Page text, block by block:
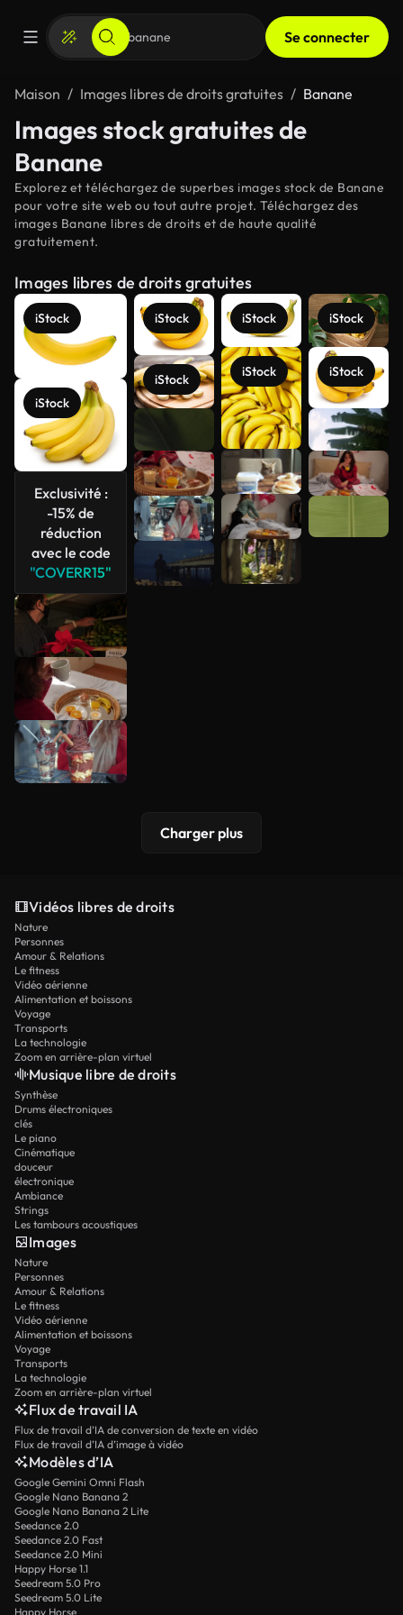
Se connecter
Maison Images libres de droits gratuites Banane
Images stock gratuites de
Banane
Explorez et téléchargez de superbes images stock de Banane
pour votre site web ou tout autre projet. Téléchargez des
images Banane libres de droits et de haute qualité
gratuitement.
Images libres de droits gratuites
iStock
iStock
Exclusivité :
-15% de
réduction
avec le code
"COVERR15"
iStock
iStock
iStock
iStock
iStock
iStock
Voir plus
Charger plus
Vidéos libres de droits
Nature
Personnes
Amour & Relations
Le fitness
Vidéo aérienne
Alimentation et boissons
Voyage
Transports
La technologie
Zoom en arrière-plan virtuel
Musique libre de droits
Synthèse
Drums électroniques
clés
Le piano
Cinématique
douceur
électronique
Ambiance
Strings
Les tambours acoustiques
Images
Nature
Personnes
Amour & Relations
Le fitness
Vidéo aérienne
Alimentation et boissons
Voyage
Transports
La technologie
Zoom en arrière-plan virtuel
Flux de travail IA
Flux de travail d’IA de conversion de texte en vidéo
Flux de travail d’IA d’image à vidéo
Modèles d’IA
Google Gemini Omni Flash
Google Nano Banana 2
Google Nano Banana 2 Lite
Seedance 2.0
Seedance 2.0 Fast
Seedance 2.0 Mini
Happy Horse 1.1
Seedream 5.0 Pro
Seedream 5.0 Lite
Happy Horse